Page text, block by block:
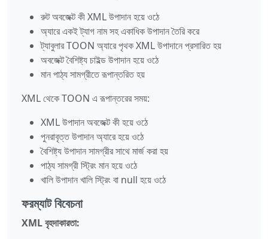
রুট অবজেক্ট কী XML উপাদান হয়ে ওঠে
অ্যারে একই ট্যাগ নাম সহ একাধিক উপাদান তৈরি করে
ট্যাবুলার TOON অ্যারে পৃথক XML উপাদানে প্রসারিত হয়
অবজেক্ট বৈশিষ্ট্য চাইল্ড উপাদান হয়ে ওঠে
মান পাঠ্য সামগ্রীতে রূপান্তরিত হয়
XML থেকে TOON এ রূপান্তরের সময়:
XML উপাদান অবজেক্ট কী হয়ে ওঠে
পুনরাবৃত্ত উপাদান অ্যারে হয়ে ওঠে
বৈশিষ্ট্য উপাদান সামগ্রীর সাথে মার্জ করা হয়
পাঠ্য সামগ্রী স্ট্রিং মান হয়ে ওঠে
খালি উপাদান খালি স্ট্রিং বা null হয়ে ওঠে
ফরম্যাট বিবেচনা
XML বৃহদাকারতা: